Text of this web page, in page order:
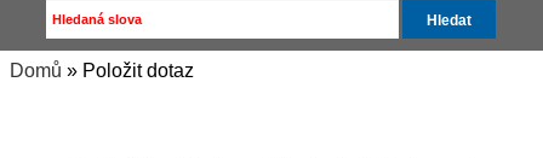
Domů » Položit dotaz